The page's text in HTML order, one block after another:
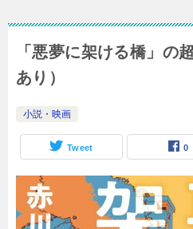
「悪夢に架ける橋」の
あり）
小説・映画
Tweet 0